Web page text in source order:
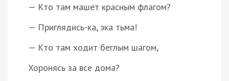
— Кто там машет красным флагом?
— Приглядись-ка, эка тьма!
— Кто там ходит беглым шагом,
Хоронясь за все дома?